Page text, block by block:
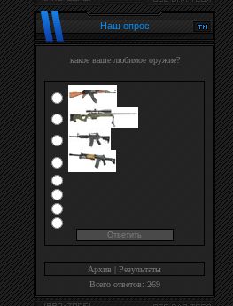
Наш опрос
какое ваше любимое оружие?
Архив
Результаты
Всего ответов: 269